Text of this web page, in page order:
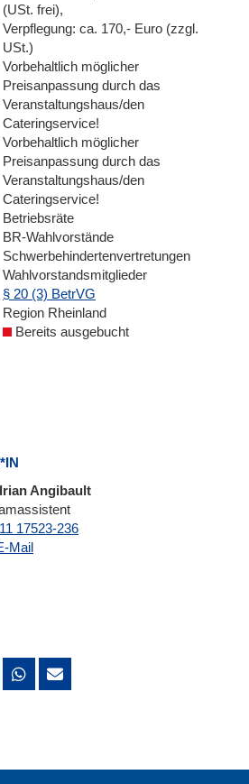
(USt. frei),
Verpflegung: ca. 170,- Euro (zzgl.
USt.)
Vorbehaltlich möglicher
Preisanpassung durch das
Veranstaltungshaus/den
Cateringservice!
Vorbehaltlich möglicher
Preisanpassung durch das
Veranstaltungshaus/den
Cateringservice!
Betriebsräte
BR-Wahlvorstände
Schwerbehindertenvertretungen
Wahlvorstandsmitglieder
§ 20 (3) BetrVG
Region Rheinland
Bereits ausgebucht
Angibault
17523-236
Mail